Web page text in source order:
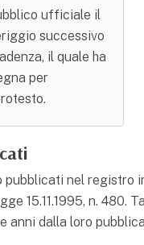
ufficiale il
successivo
il quale ha
per
pubblicati nel registro
15.11.1995, n.
anni dalla loro